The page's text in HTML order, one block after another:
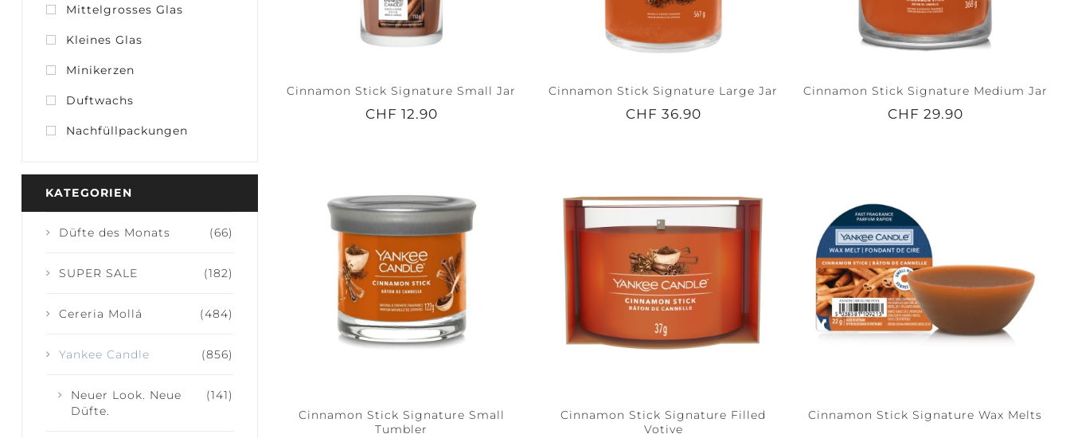
TRANQUILITY
Cinnamon Stick Signature Small Jar
CHF 12.90
Cinnamon Stick Signature Large Jar
CHF 36.90
Cinnamon Stick Signature Medium Jar
CHF 29.90
Cinnamon Stick Signature Small
Tumbler
Cinnamon Stick Signature Filled
Votive
Cinnamon Stick Signature Wax Melts
Mittelgrosses Glas
Kleines Glas
Minikerzen
Duftwachs
Nachfüllpackungen
KATEGORIEN
(66)
Düfte des Monats
(182)
SUPER SALE
(484)
Cereria Mollá
(856)
Yankee Candle
(141)
Neuer Look. Neue
Düfte.